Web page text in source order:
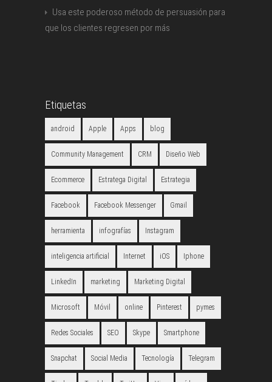
Usa este poderoso método de persuasión para
que los clientes regresen por más
Etiquetas
android Apple Apps blog
Community Management CRM Diseño Web
Ecommerce Estratega Digital Estrategia
Facebook Facebook Messenger Gmail
herramienta infografías Instagram
inteligencia artificial Internet iOS Iphone
LinkedIn marketing Marketing Digital
Microsoft Móvil online Pinterest pymes
Redes Sociales SEO Skype Smartphone
Snapchat Social Media Tecnología Telegram